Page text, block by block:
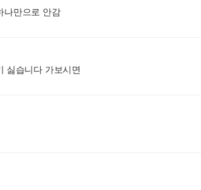
나만으로 안감
싫습니다 가보시면